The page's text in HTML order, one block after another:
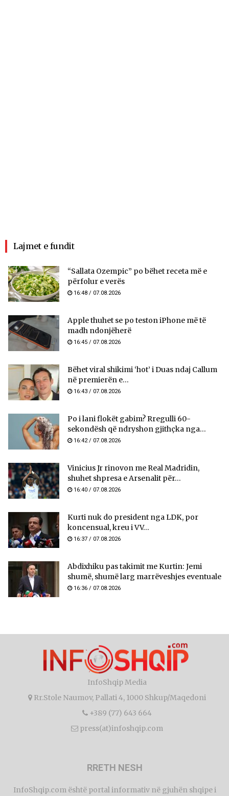
Lajmet e fundit
“Sallata Ozempic” po bëhet receta më e
përfolur e verës
16:48 / 07.08.2026
Apple thuhet se po teston iPhone më të
madh ndonjëherë
16:45 / 07.08.2026
Bëhet viral shikimi ‘hot’ i Duas ndaj Callum
në premierën e...
16:43 / 07.08.2026
Po i lani flokët gabim? Rregulli 60-
sekondësh që ndryshon gjithçka nga...
16:42 / 07.08.2026
Vinicius Jr rinovon me Real Madridin,
shuhet shpresa e Arsenalit për...
16:40 / 07.08.2026
Kurti nuk do president nga LDK, por
koncensual, kreu i VV...
16:37 / 07.08.2026
Abdixhiku pas takimit me Kurtin: Jemi
shumë, shumë larg marrëveshjes eventuale
16:36 / 07.08.2026
InfoShqip Media
Rr.Stole Naumov, Pallati 4, 1000 Shkup/Maqedoni
+389 (77) 643 664
press(at)infoshqip.com
RRETH NESH
InfoShqip.com është portal informativ në gjuhën shqipe i